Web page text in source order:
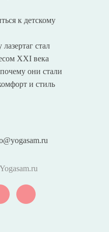
к детскому
стал
XXI века
они стали
и стиль